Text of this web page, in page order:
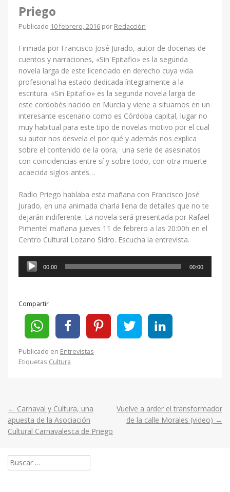
Priego
Publicado 10 febrero, 2016por Redacción
Firmada por Francisco José Jurado, autor de docenas de
cuentos y narraciones, «Sin Epitafio» es la segunda
novela larga de este licenciado en derecho cuya vida
profesional ha estado dedicada íntegramente a la
escritura. «Sin Epitafio» es la segunda novela larga de
este cordobés nacido en Murcia y viene a situarnos en un
interesante escenario como es Córdoba capital, lugar no
muy habitual para este tipo de novelas motivo por el cual
su autor nos desvela el por qué y además nos explica
sobre el contenido de la obra, una serie de asesinatos
con coincidencias entre sí y sobre todo, con otra muerte
acaecida siglos antes…
Radio Priego hablaba esta mañana con Francisco José
Jurado, en una animada charla llena de detalles que no te
dejarán indiferente. La novela será presentada por Rafael
Pimentel mañana jueves 11 de febrero a las 20:00h en el
Centro Cultural Lozano Sidro. Escucha la entrevista.
Reproductor
00:00 00:00
Compartir
Publicado en Entrevistas
Etiquetas Cultura
Post
navigation
← Carnaval y Cultura, una
apuesta de la Asociación
Cultural Carnavalesca de Priego
Vuelve a arder el transformador
de la calle Morales (video) →
Buscar: